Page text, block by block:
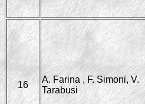
16
A. Farina , F. Simoni, V.
Tarabusi